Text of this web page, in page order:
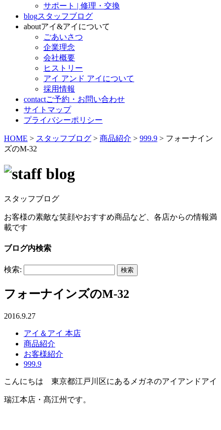
サポート | 修理・交換
blogスタッフブログ
aboutアイ&アイについて
ごあいさつ
企業理念
会社概要
ヒストリー
アイ アンド アイについて
採用情報
contactご予約・お問い合わせ
サイトマップ
プライバシーポリシー
HOME > スタッフブログ > 商品紹介 > 999.9 > フォーナイン
ズのM-32
スタッフブログ
お客様の素敵な笑顔やおすすめ商品など、各店からの情報満
載です
ブログ内検索
検索:
フォーナインズのM-32
2016.9.27
アイ＆アイ 本店
商品紹介
お客様紹介
999.9
こんにちは 東京都江戸川区にあるメガネのアイアンドアイ
瑞江本店・髙江州です。